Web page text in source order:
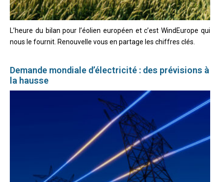
L’heure du bilan pour l’éolien européen et c’est WindEurope qui
nous le fournit. Renouvelle vous en partage les chiffres clés.
Demande mondiale d’électricité : des prévisions à
la hausse